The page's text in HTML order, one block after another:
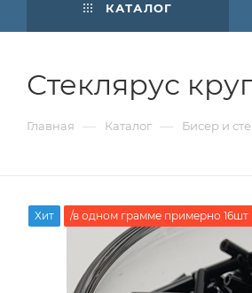
КАТАЛОГ
Стеклярус
Главная — Каталог — Бисер и
Хит /в одном грамме примерно 16шт